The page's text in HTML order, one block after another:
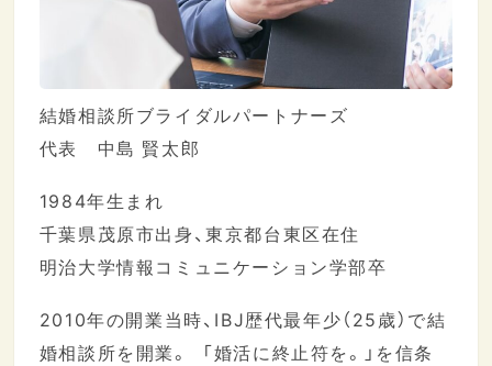
結婚相談所ブライダルパートナーズ
代表 中島 賢太郎
1984年生まれ
千葉県茂原市出身、東京都台東区在住
明治大学情報コミュニケーション学部卒
2010年の開業当時、IBJ歴代最年少（25歳）で結
婚相談所を開業。 「婚活に終止符を。」を信条